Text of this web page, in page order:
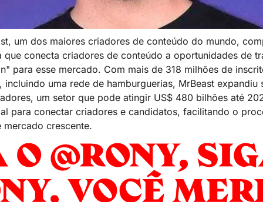
um dos maiores criadores de conteúdo do mundo,
que conecta criadores de conteúdo a oportunidades de
para esse mercado. Com mais de 318 milhões de
incluindo uma rede de hamburguerias, MrBeast expandiu
um setor que pode atingir US$ 480 bilhões até
para conectar criadores e candidatos, facilitando o
mercado crescente.